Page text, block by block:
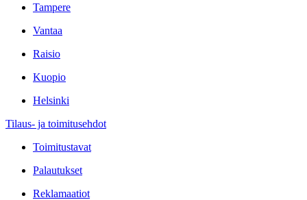
Tampere
Vantaa
Raisio
Kuopio
Helsinki
Tilaus- ja toimitusehdot
Toimitustavat
Palautukset
Reklamaatiot